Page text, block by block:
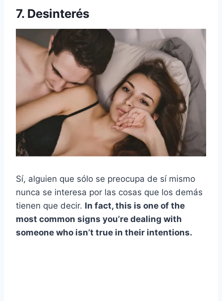
7. Desinterés
Sí, alguien que sólo se preocupa de sí mismo
nunca se interesa por las cosas que los demás
tienen que decir. In fact, this is one of the
most common signs you’re dealing with
someone who isn’t true in their intentions.